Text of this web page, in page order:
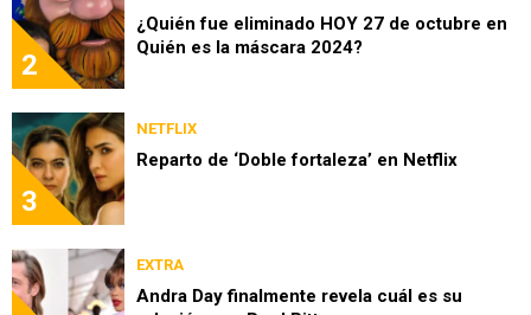
2
¿Quién fue eliminado HOY 27 de octubre en
Quién es la máscara 2024?
3
NETFLIX
Reparto de ‘Doble fortaleza’ en Netflix
EXTRA
Andra Day finalmente revela cuál es su